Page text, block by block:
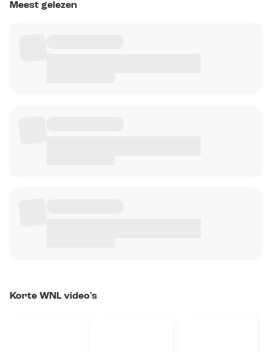
Meest gelezen
Korte WNL video's